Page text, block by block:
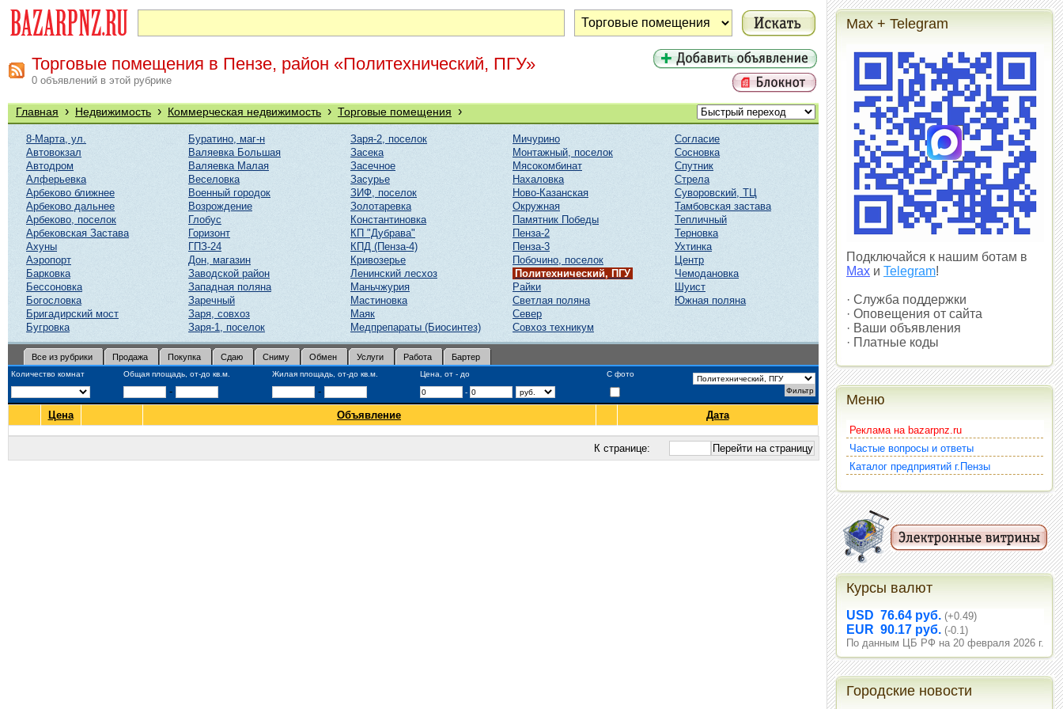
Торговые помещения в Пензе, район «Политехнический, ПГУ»
0 объявлений в этой рубрике
Главная › Недвижимость › Коммерческая недвижимость › Торговые помещения ›
8-Марта, ул.
Автовокзал
Автодром
Алферьевка
Арбеково ближнее
Арбеково дальнее
Арбеково, поселок
Арбековская Застава
Ахуны
Аэропорт
Барковка
Бессоновка
Богословка
Бригадирский мост
Бугровка
Буратино, маг-н
Валяевка Большая
Валяевка Малая
Веселовка
Военный городок
Возрождение
Глобус
Горизонт
ГПЗ-24
Дон, магазин
Заводской район
Западная поляна
Заречный
Заря, совхоз
Заря-1, поселок
Заря-2, поселок
Засека
Засечное
Засурье
ЗИФ, поселок
Золотаревка
Константиновка
КП "Дубрава"
КПД (Пенза-4)
Кривозерье
Ленинский лесхоз
Маньчжурия
Мастиновка
Маяк
Медпрепараты (Биосинтез)
Мичурино
Монтажный, поселок
Мясокомбинат
Нахаловка
Ново-Казанская
Окружная
Памятник Победы
Пенза-2
Пенза-3
Побочино, поселок
Политехнический, ПГУ
Райки
Светлая поляна
Север
Совхоз техникум
Согласие
Сосновка
Спутник
Стрела
Суворовский, ТЦ
Тамбовская застава
Тепличный
Терновка
Ухтинка
Центр
Чемодановка
Шуист
Южная поляна
Все из рубрики Продажа Покупка Сдаю Сниму Обмен Услуги Работа Бартер
Количество комнат Общая площадь, от-до кв.м. Жилая площадь, от-до кв.м. Цена, от - до С фото
- - -
Цена Объявление Дата
К странице:
Max + Telegram
Подключайся к нашим ботам в
Max и Telegram!
· Служба поддержки
· Оповещения от сайта
· Ваши объявления
· Платные коды
Меню
Реклама на bazarpnz.ru
Частые вопросы и ответы
Каталог предприятий г.Пензы
Курсы валют
USD 76.64 руб. (+0.49)
EUR 90.17 руб. (-0.1)
По данным ЦБ РФ на 20 февраля 2026 г.
Городские новости